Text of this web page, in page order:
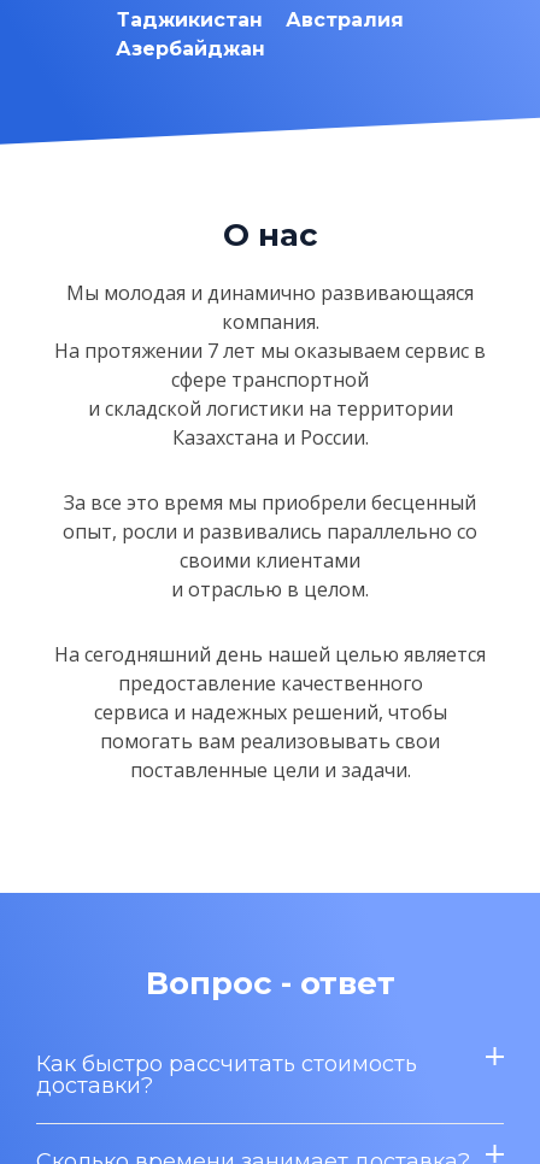
Таджикистан
Азербайджан
Австралия
О нас
Мы молодая и динамично развивающаяся
компания.
На протяжении 7 лет мы оказываем сервис в
сфере транспортной
и складской логистики на территории
Казахстанa и России.
За все это время мы приобрели бесценный
опыт, росли и развивались параллельно со
своими клиентами
и отраслью в целом.
На сегодняшний день нашей целью является
предоставление качественного
сервиса и надежных решений, чтобы
помогать вам реализовывать свои
поставленные цели и задачи.
Вопрос - ответ
Как быстро рассчитать стоимость
доставки?